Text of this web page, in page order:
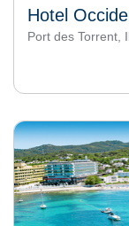
Hotel
Port des Torrent,